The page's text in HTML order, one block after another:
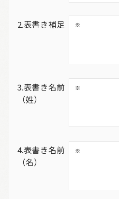
2.表書き補足
3.表書き名前
（姓）
4.表書き名前
（名）